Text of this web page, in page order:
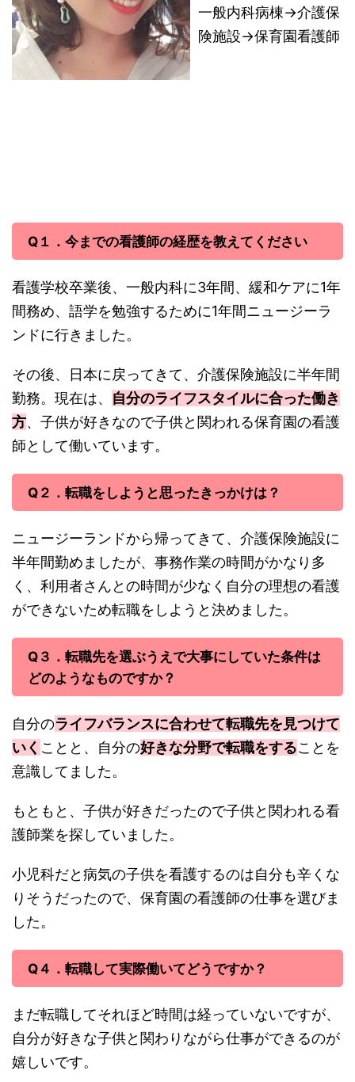
一般内科病棟→介護保
険施設→保育園看護師
Q１．今までの看護師の経歴を教えてください
看護学校卒業後、一般内科に3年間、緩和ケアに1年
間務め、語学を勉強するために1年間ニュージーラ
ンドに行きました。
その後、日本に戻ってきて、介護保険施設に半年間
勤務。現在は、 自分のライフスタイルに合った働き
方、子供が好きなので子供と関われる保育園の看護
師として働いています。
Q２．転職をしようと思ったきっかけは？
ニュージーランドから帰ってきて、介護保険施設に
半年間勤めましたが、事務作業の時間がかなり多
く、利用者さんとの時間が少なく自分の理想の看護
ができないため転職をしようと決めました。
Q３．転職先を選ぶうえで大事にしていた条件は
どのようなものですか？
自分のライフバランスに合わせて転職先を見つけて
いく ことと、自分の好きな分野で転職をすることを
意識してました。
もともと、子供が好きだったので子供と関われる看
護師業を探していました。
小児科だと病気の子供を看護するのは自分も辛くな
りそうだったので、保育園の看護師の仕事を選びま
した。
Q４．転職して実際働いてどうですか？
まだ転職してそれほど時間は経っていないですが、
自分が好きな子供と関わりながら仕事ができるのが
嬉しいです。